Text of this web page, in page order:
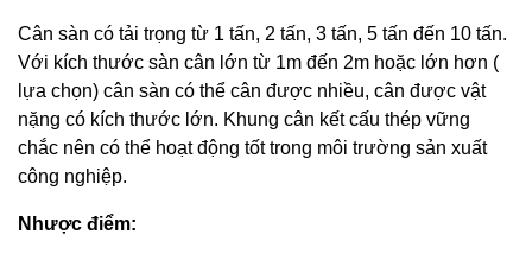
Cân sàn có tải trọng từ 1 tấn, 2 tấn, 3 tấn, 5 tấn đến 10 tấn.
Với kích thước sàn cân lớn từ 1m đến 2m hoặc lớn hơn (
lựa chọn) cân sàn có thể cân được nhiều, cân được vật
nặng có kích thước lớn. Khung cân kết cấu thép vững
chắc nên có thể hoạt động tốt trong môi trường sản xuất
công nghiệp.
Nhược điểm: